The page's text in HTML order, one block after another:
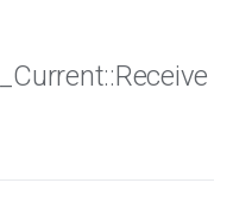
Current::Receive